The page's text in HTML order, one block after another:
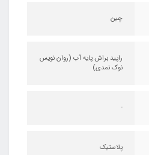
چین
راپید براش پایه آب (روان نویس
نوک نمدی)
-
پلاستیک